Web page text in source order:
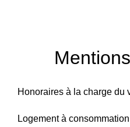
Honoraires à la charge du
Logement à